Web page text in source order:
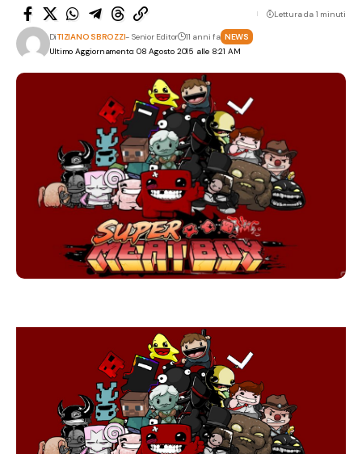
Ultimo Aggiornamento: 08 Agosto 2015 alle 8:21 AM
DiTIZIANO SBROZZI- Senior Editor 11 anni fa NEWS
Lettura da 1 minuti